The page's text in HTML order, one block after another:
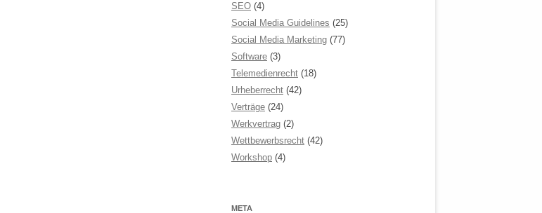
SEO (4)
Social Media Guidelines (25)
Social Media Marketing (77)
Software (3)
Telemedienrecht (18)
Urheberrecht (42)
Verträge (24)
Werkvertrag (2)
Wettbewerbsrecht (42)
Workshop (4)
META